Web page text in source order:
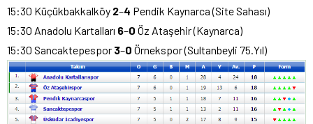
15:30 Küçükbakkalköy 2–4 Pendik Kaynarca (Site Sahası)
15:30 Anadolu Kartalları 6–0 Öz Ataşehir (Kaynarca)
15:30 Sancaktepespor 3–0 Örnekspor (Sultanbeyli 75.Yıl)